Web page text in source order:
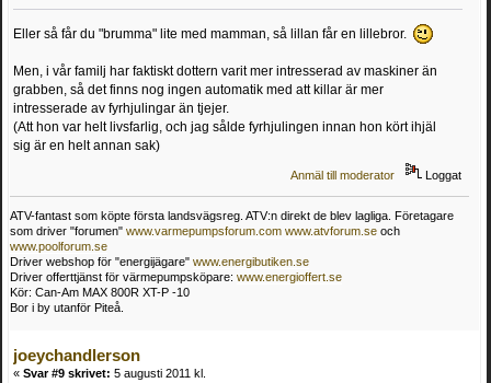
Eller så får du "brumma" lite med mamman, så lillan får en lillebror.
Men, i vår familj har faktiskt dottern varit mer intresserad av maskiner än
grabben, så det finns nog ingen automatik med att killar är mer
intresserade av fyrhjulingar än tjejer.
(Att hon var helt livsfarlig, och jag sålde fyrhjulingen innan hon kört ihjäl
sig är en helt annan sak)
Anmäl till moderator Loggat
ATV-fantast som köpte första landsvägsreg. ATV:n direkt de blev lagliga. Företagare
som driver "forumen" www.varmepumpsforum.com www.atvforum.se och
www.poolforum.se
Driver webshop för "energijägare" www.energibutiken.se
Driver offerttjänst för värmepumpsköpare: www.energioffert.se
Kör: Can-Am MAX 800R XT-P -10
Bor i by utanför Piteå.
joeychandlerson
« Svar #9 skrivet: 5 augusti 2011 kl.